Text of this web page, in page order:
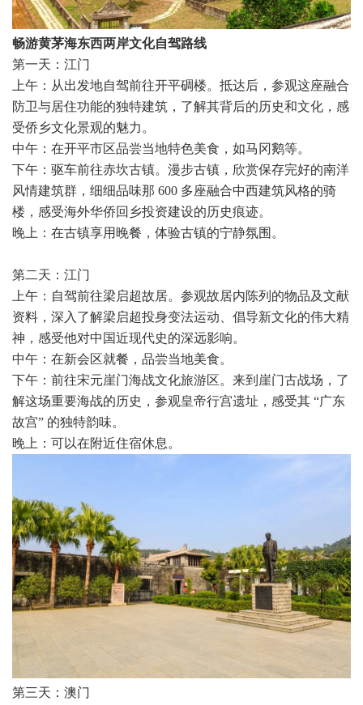
畅游黄茅海东西两岸文化自驾路线
第一天：江门
上午：从出发地自驾前往开平碉楼。抵达后，参观这座融合
防卫与居住功能的独特建筑，了解其背后的历史和文化，感
受侨乡文化景观的魅力。
中午：在开平市区品尝当地特色美食，如马冈鹅等。
下午：驱车前往赤坎古镇。漫步古镇，欣赏保存完好的南洋
风情建筑群，细细品味那 600 多座融合中西建筑风格的骑
楼，感受海外华侨回乡投资建设的历史痕迹。
晚上：在古镇享用晚餐，体验古镇的宁静氛围。
第二天：江门
上午：自驾前往梁启超故居。参观故居内陈列的物品及文献
资料，深入了解梁启超投身变法运动、倡导新文化的伟大精
神，感受他对中国近现代史的深远影响。
中午：在新会区就餐，品尝当地美食。
下午：前往宋元崖门海战文化旅游区。来到崖门古战场，了
解这场重要海战的历史，参观皇帝行宫遗址，感受其 “广东
故宫” 的独特韵味。
晚上：可以在附近住宿休息。
第三天：澳门